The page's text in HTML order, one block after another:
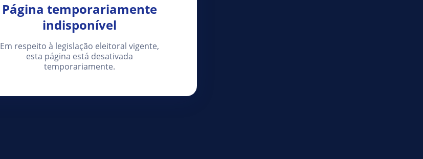
Página temporariamente
indisponível
Em respeito à legislação eleitoral vigente,
esta página está desativada
temporariamente.